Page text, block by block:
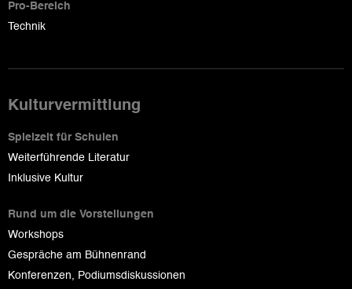
Pro-Bereich
Technik
Kulturvermittlung
Spielzeit für Schulen
Weiterführende Literatur
Inklusive Kultur
Rund um die Vorstellungen
Workshops
Gespräche am Bühnenrand
Konferenzen, Podiumsdiskussionen